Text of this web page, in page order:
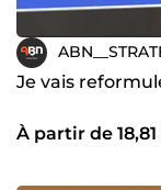
Je vais
À partir de 18,81